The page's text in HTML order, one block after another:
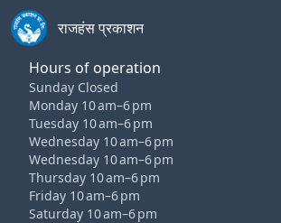
राजहंस प्रकाशन
Hours of operation
Sunday Closed
Monday 10 am–6 pm
Tuesday 10 am–6 pm
Wednesday 10 am–6 pm
Wednesday 10 am–6 pm
Thursday 10 am–6 pm
Friday 10 am–6 pm
Saturday 10 am–6 pm